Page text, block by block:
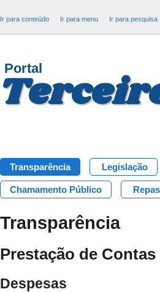
Ir para conteúdo Ir para menu Ir para pesquisa
Portal
Transparência Legislação
Chamamento Público
Transparência
Prestação de Contas
Despesas